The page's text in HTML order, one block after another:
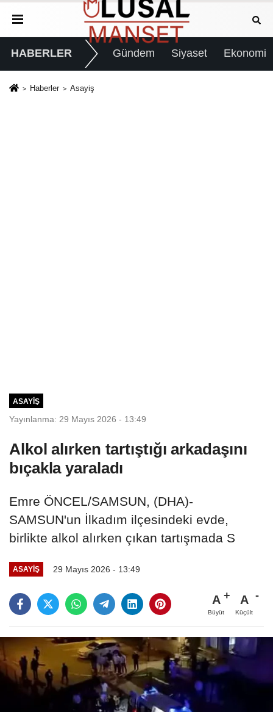
HABERLER Gündem Siyaset Ekonomi
Haberler Asayiş
ASAYIŞ
Yayınlanma: 29 Mayıs 2026 - 13:49
Alkol alırken tartıştığı arkadaşını
bıçakla yaraladı
Emre ÖNCEL/SAMSUN, (DHA)-
SAMSUN'un İlkadım ilçesindeki evde,
birlikte alkol alırken çıkan tartışmada S
ASAYIŞ 29 Mayıs 2026 - 13:49
A
Büyüt
A
Küçült